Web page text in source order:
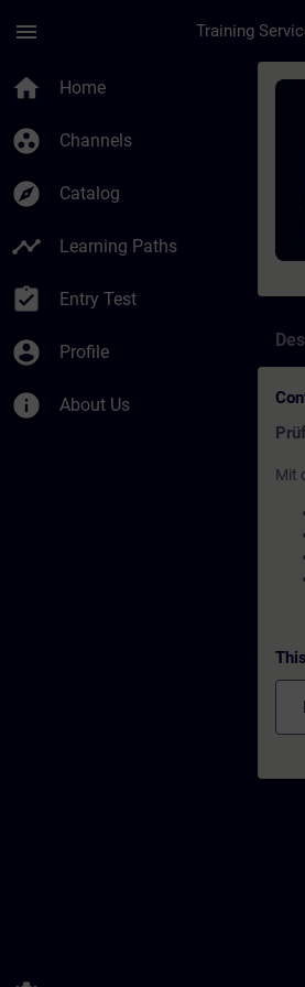
menu
home Home
group_work Channels
explore Catalog
timeline Learning Paths
assignment_turned_in Entry Test
account_circle Profile
info About Us
Mit